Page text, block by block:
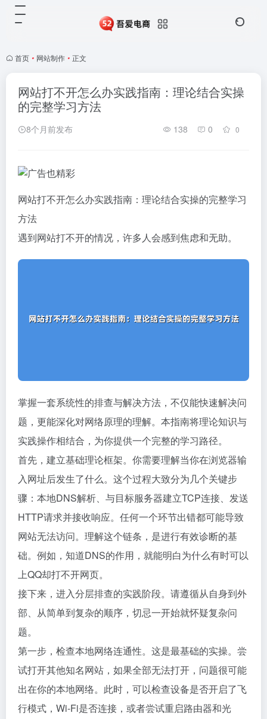
首页 • 网站制作 • 正文
网站打不开怎么办实践指南：理论结合实操
的完整学习方法
8个月前发布 138 0 0
网站打不开怎么办实践指南：理论结合实操的完整学习
方法
遇到网站打不开的情况，许多人会感到焦虑和无助。
掌握一套系统性的排查与解决方法，不仅能快速解决问
题，更能深化对网络原理的理解。本指南将理论知识与
实践操作相结合，为你提供一个完整的学习路径。
首先，建立基础理论框架。你需要理解当你在浏览器输
入网址后发生了什么。这个过程大致分为几个关键步
骤：本地DNS解析、与目标服务器建立TCP连接、发送
HTTP请求并接收响应。任何一个环节出错都可能导致
网站无法访问。理解这个链条，是进行有效诊断的基
础。例如，知道DNS的作用，就能明白为什么有时可以
上QQ却打不开网页。
接下来，进入分层排查的实践阶段。请遵循从自身到外
部、从简单到复杂的顺序，切忌一开始就怀疑复杂问
题。
第一步，检查本地网络连通性。这是最基础的实操。尝
试打开其他知名网站，如果全部无法打开，问题很可能
出在你的本地网络。此时，可以检查设备是否开启了飞
行模式，Wi-Fi是否连接，或者尝试重启路由器和光